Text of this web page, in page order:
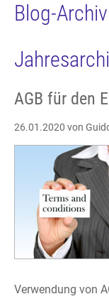
Blog-Archiv
AGB für den
26.01.2020 von
Verwendung von